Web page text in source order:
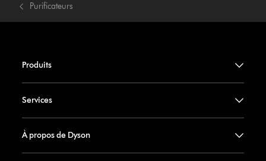
Purificateurs
Produits
Services
À propos de Dyson